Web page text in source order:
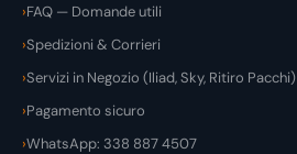
FAQ — Domande utili
Spedizioni & Corrieri
Servizi in Negozio (Iliad, Sky, Ritiro Pacchi)
Pagamento sicuro
WhatsApp: 338 887 4507